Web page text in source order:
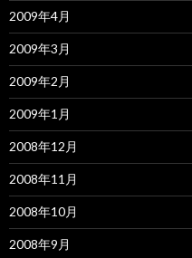
2009年4月
2009年3月
2009年2月
2009年1月
2008年12月
2008年11月
2008年10月
2008年9月